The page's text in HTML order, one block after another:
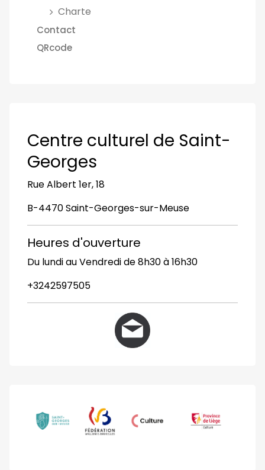
Charte
Contact
QRcode
Centre culturel de Saint-
Georges
Rue Albert 1er, 18
B-4470 Saint-Georges-sur-Meuse
Heures d'ouverture
Du lundi au Vendredi de 8h30 à 16h30
+3242597505